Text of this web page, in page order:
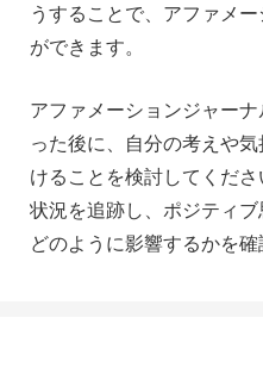
うすることで、アファメ
ができます。
アファメーションジャー
った後に、自分の考えや
けることを検討してくだ
状況を追跡し、ポジティ
どのように影響するかを確